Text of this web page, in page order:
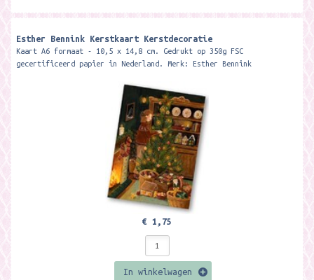
Esther Bennink Kerstkaart Kerstdecoratie
Kaart A6 formaat - 10,5 x 14,8 cm. Gedrukt op 350g FSC
gecertificeerd papier in Nederland. Merk: Esther Bennink
€ 1,75
In winkelwagen